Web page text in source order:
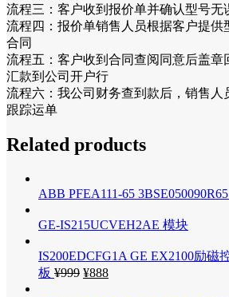
流程三：客户收到报价单并确认型号无
流程四：报价单销售人员根据客户提供
合同
流程五：客户收到合同查阅同意后盖章
汇款到公司开户行
流程六：我公司财务查到款后，销售人
跟踪运单
Related products
ABB PFEA111-65
GE-IS215UCVEH2AE 模块
IS200EDCFG1A GE EX2100励磁
板 ¥999 ¥888